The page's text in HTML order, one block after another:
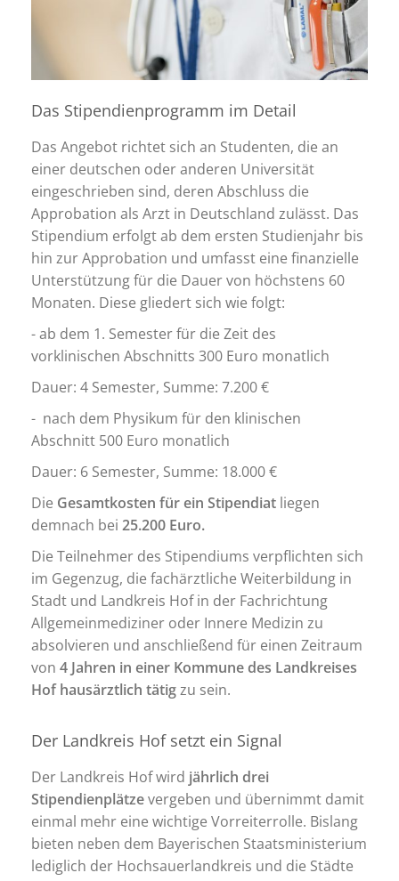
Das Stipendienprogramm im Detail
Das Angebot richtet sich an Studenten, die an
einer deutschen oder anderen Universität
eingeschrieben sind, deren Abschluss die
Approbation als Arzt in Deutschland zulässt. Das
Stipendium erfolgt ab dem ersten Studienjahr bis
hin zur Approbation und umfasst eine finanzielle
Unterstützung für die Dauer von höchstens 60
Monaten. Diese gliedert sich wie folgt:
- ab dem 1. Semester für die Zeit des
vorklinischen Abschnitts 300 Euro monatlich
Dauer: 4 Semester, Summe: 7.200 €
- nach dem Physikum für den klinischen
Abschnitt 500 Euro monatlich
Dauer: 6 Semester, Summe: 18.000 €
Die Gesamtkosten für ein Stipendiat liegen
demnach bei 25.200 Euro.
Die Teilnehmer des Stipendiums verpflichten sich
im Gegenzug, die fachärztliche Weiterbildung in
Stadt und Landkreis Hof in der Fachrichtung
Allgemeinmediziner oder Innere Medizin zu
absolvieren und anschließend für einen Zeitraum
von 4 Jahren in einer Kommune des Landkreises
Hof hausärztlich tätigzu sein.
Der Landkreis Hof setzt ein Signal
Der Landkreis Hof wird jährlich drei
Stipendienplätzevergeben und übernimmt damit
einmal mehr eine wichtige Vorreiterrolle. Bislang
bieten neben dem Bayerischen Staatsministerium
lediglich der Hochsauerlandkreis und die Städte